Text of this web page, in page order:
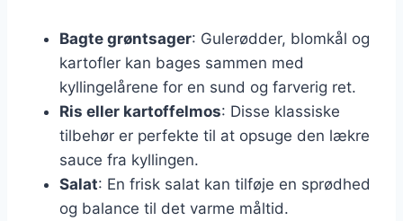
Bagte grøntsager: Gulerødder, blomkål og
kartofler kan bages sammen med
kyllingelårene for en sund og farverig ret.
Ris eller kartoffelmos: Disse klassiske
tilbehør er perfekte til at opsuge den lækre
sauce fra kyllingen.
Salat: En frisk salat kan tilføje en sprødhed
og balance til det varme måltid.